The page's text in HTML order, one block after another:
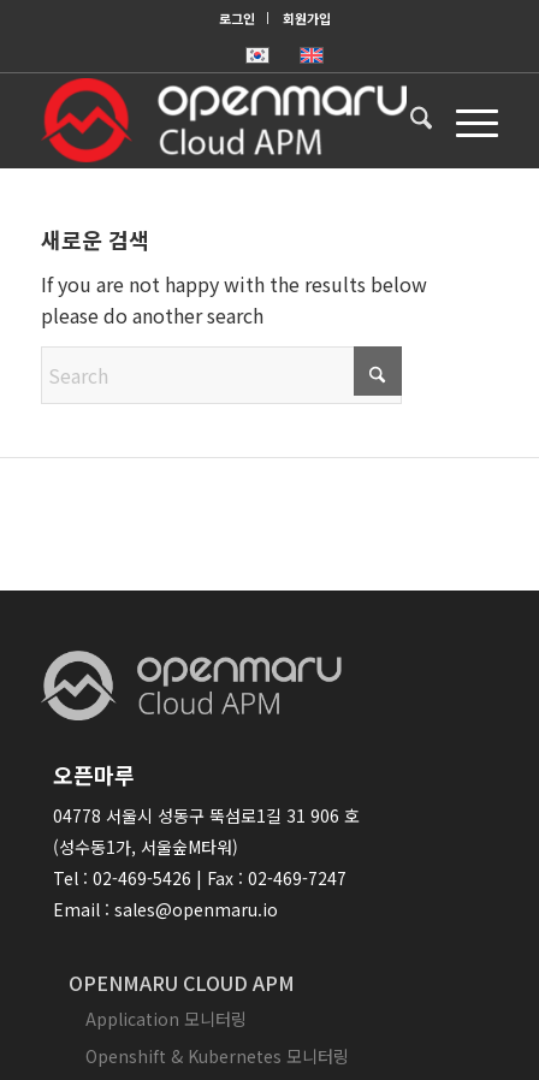
로그인 회원가입
새로운 검색
If you are not happy with the results below
please do another search
오픈마루
04778 서울시 성동구 뚝섬로1길 31 906 호
(성수동1가, 서울숲M타워)
Tel : 02-469-5426 | Fax : 02-469-7247
Email : sales@openmaru.io
OPENMARU CLOUD APM
Application 모니터링
Openshift & Kubernetes 모니터링